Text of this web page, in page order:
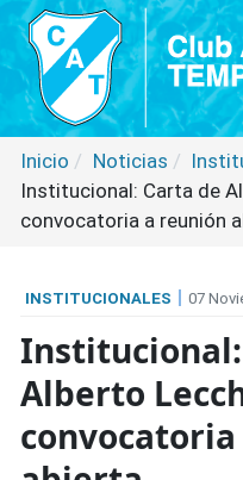
Inicio Noticias
Institucional: Carta de
convocatoria a reunión
INSTITUCIONALES 07
Alberto